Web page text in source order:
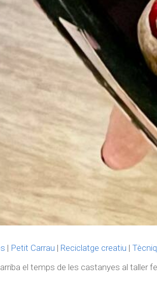
| Petit Carrau | Reciclatge creatiu |
el temps de les castanyes al taller